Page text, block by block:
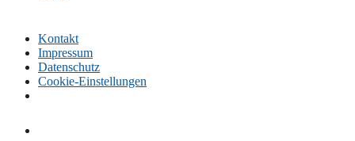
Kontakt
Impressum
Datenschutz
Cookie-Einstellungen